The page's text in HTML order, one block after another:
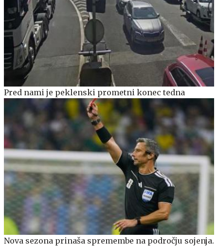
Pred nami je peklenski prometni konec tedna
Nova sezona prinaša spremembe na področju sojenja.